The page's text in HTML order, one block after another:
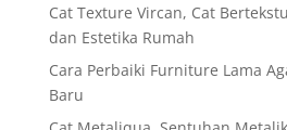
Cat Texture Vircan, Cat
dan Estetika Rumah
Cara Perbaiki Furniture Lama
Baru